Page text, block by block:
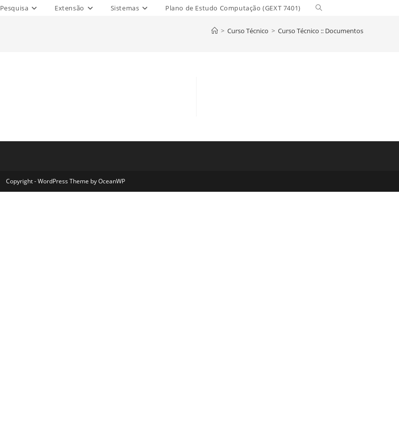
Pesquisa Extensão Sistemas Plano de Estudo Computação (GEXT 7401)
Toggle
> Curso Técnico > Curso Técnico :: Documentos
Copyright - WordPress Theme by OceanWP